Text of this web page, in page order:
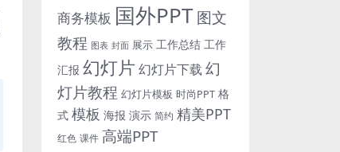
商务模板 国外PPT图文
教程 图表 封面 展示 工作总结 工作
汇报 幻灯片 幻灯片下载 幻
灯片教程 幻灯片模板 时尚PPT 格
式 模板 海报 演示 简约 精美PPT
红色 课件 高端PPT